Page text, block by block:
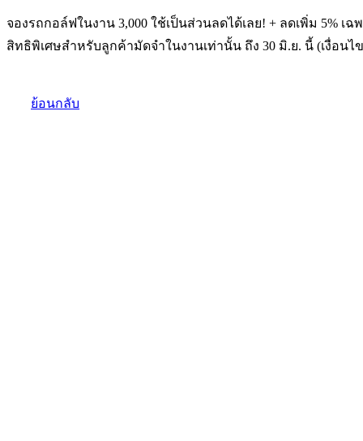
จองรถกอล์ฟในงาน 3,000 ใช้เป็นส่วนลดได้เลย! + ลดเพิ่ม 5% เฉ
สิทธิพิเศษสำหรับลูกค้ามัดจำในงานเท่านั้น ถึง 30 มิ.ย. นี้ (เงื่อน
ย้อนกลับ